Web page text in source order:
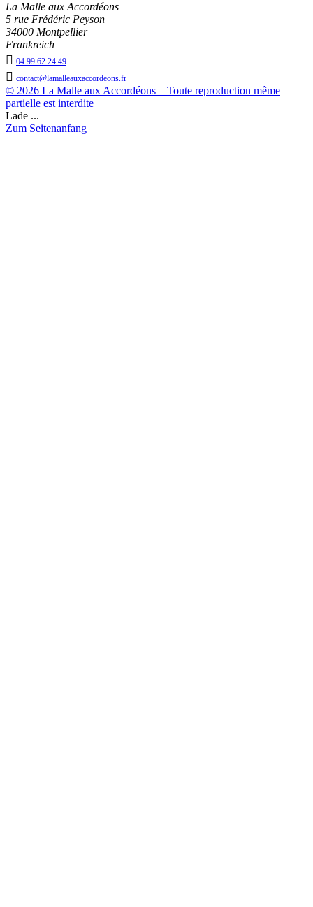
La Malle aux Accordéons
5 rue Frédéric Peyson
34000 Montpellier
Frankreich
 04 99 62 24 49
 contact@lamalleauxaccordeons.fr
© 2026 La Malle aux Accordéons – Toute reproduction même
partielle est interdite
Lade ...
Zum Seitenanfang